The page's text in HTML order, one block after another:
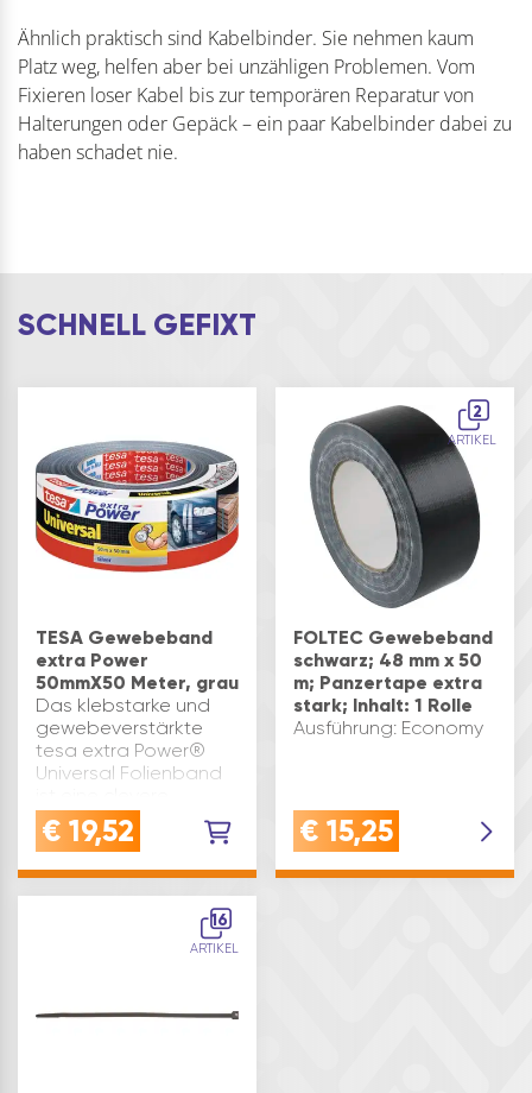
Ähnlich praktisch sind Kabelbinder. Sie nehmen kaum
Platz weg, helfen aber bei unzähligen Problemen. Vom
Fixieren loser Kabel bis zur temporären Reparatur von
Halterungen oder Gepäck – ein paar Kabelbinder dabei zu
haben schadet nie.
SCHNELL GEFIXT
TESA Gewebeband
extra Power
50mmX50 Meter, grau
Das klebstarke und
gewebeverstärkte
tesa extra Power®
Universal Folienband
Lösung zum
Reparieren,
oder Kennzeichnen.Als
Alltagshelfer leistet es
€ 19,52
2
ARTIKEL
FOLTEC Gewebeband
schwarz; 48 mm x 50
m; Panzertape extra
stark; Inhalt: 1 Rolle
Ausführung: Economy
€ 15,25
16
ARTIKEL